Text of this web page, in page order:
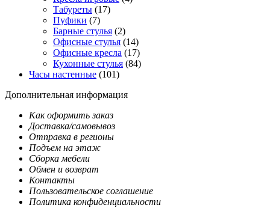
Табуреты (17)
Пуфики (7)
Барные стулья (2)
Офисные стулья (14)
Офисные кресла (17)
Кухонные стулья (84)
Часы настенные (101)
Дополнительная информация
Как оформить заказ
Доставка/самовывоз
Отправка в регионы
Подъем на этаж
Сборка мебели
Обмен и возврат
Контакты
Пользовательское соглашение
Политика конфиденциальности